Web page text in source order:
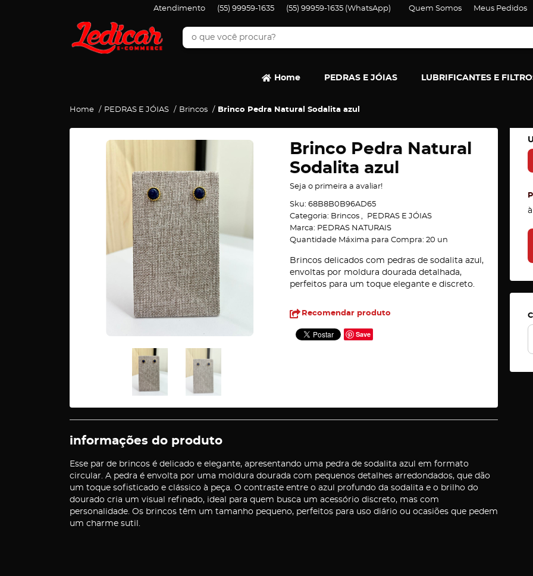
Quem Somos Meus Pedidos
Atendimento (55) 99959-1635 (55) 99959-1635 (WhatsApp)
Home PEDRAS E JÓIAS LUBRIFICANTES E
Home PEDRAS E JÓIAS Brincos Brinco Pedra Natural Sodalita azul
Brinco Pedra Natural
Sodalita azul
Seja o primeira a avaliar!
Sku: 68B8B0B96AD65
Categoria: Brincos
PEDRAS E JÓIAS
Marca: PEDRAS NATURAIS
Quantidade Máxima para Compra: 20 un
Brincos delicados com pedras de sodalita azul,
envoltas por moldura dourada detalhada,
perfeitos para um toque elegante e discreto.
Recomendar produto
Save
informações do produto
Esse par de brincos é delicado e elegante, apresentando uma pedra de sodalita azul em formato
circular. A pedra é envolta por uma moldura dourada com pequenos detalhes arredondados, que dão
um toque sofisticado e clássico à peça. O contraste entre o azul profundo da sodalita e o brilho do
dourado cria um visual refinado, ideal para quem busca um acessório discreto, mas com
personalidade. Os brincos têm um tamanho pequeno, perfeitos para uso diário ou ocasiões que pedem
um charme sutil.